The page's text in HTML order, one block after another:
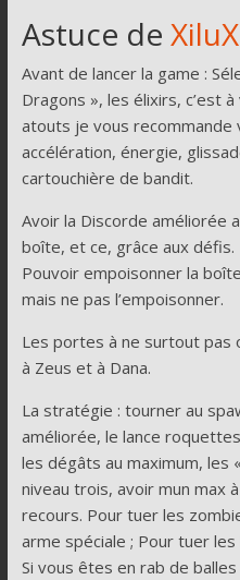
Duty
Astuce de XiluX
Avant de lancer la game :
Dragons », les élixirs, c’est
atouts je vous
accélération, énergie,
cartouchière de bandit.
Avoir la Discorde améliorée
boîte, et ce, grâce aux défis.
Pouvoir empoisonner la
mais ne pas l’empoisonner.
Les portes à ne surtout pas
à Zeus et à Dana.
La stratégie : tourner au
améliorée, le lance
les dégâts au maximum, les
niveau trois, avoir mun max
recours. Pour tuer les
arme spéciale ; Pour tuer
Si vous êtes en rab de